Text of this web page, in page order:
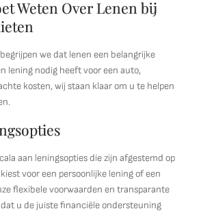
Weten Over Lenen bij
we dat lenen een belangrijke
lening nodig heeft voor een auto,
kosten, wij staan klaar om u te helpen
aan leningsopties die zijn afgestemd op
voor een persoonlijke lening of een
flexibele voorwaarden en transparante
u de juiste financiële ondersteuning